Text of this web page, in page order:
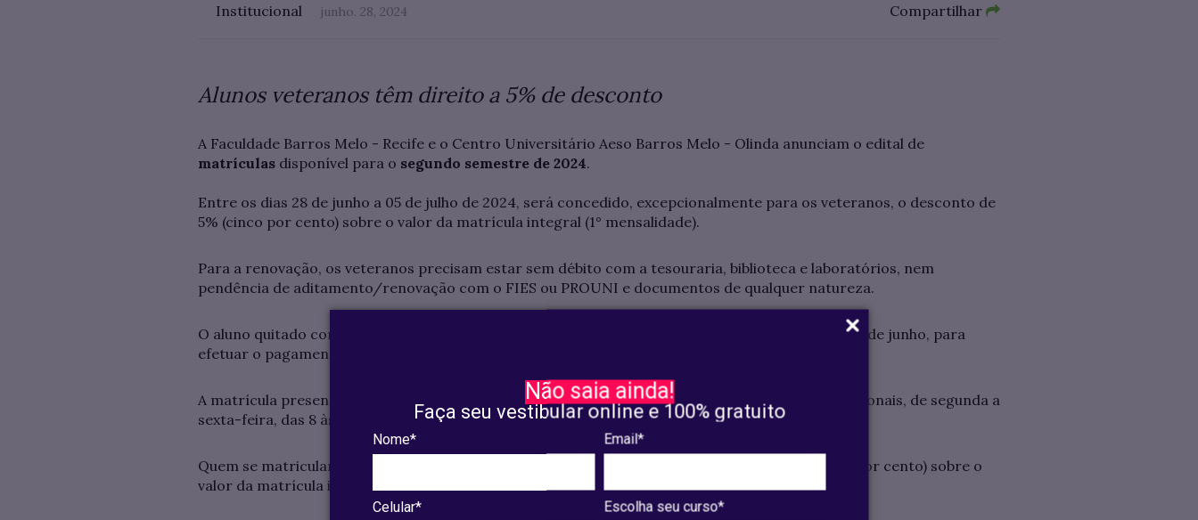
Não saia ainda!
Faça seu vestibular online e 100% gratuito
Nome* Email*
Celular* Escolha seu curso*
Institucional junho. 28, 2024 Compartilhar
Alunos veteranos têm direito a 5% de desconto
A Faculdade Barros Melo - Recife e o Centro Universitário Aeso Barros Melo - Olinda anunciam o edital de
matrículas disponível para o segundo semestre de 2024.
Entre os dias 28 de junho a 05 de julho de 2024, será concedido, excepcionalmente para os veteranos, o desconto de
5% (cinco por cento) sobre o valor da matrícula integral (1° mensalidade).
Para a renovação, os veteranos precisam estar sem débito com a tesouraria, biblioteca e laboratórios, nem
pendência de aditamento/renovação com o FIES ou PROUNI e documentos de qualquer natureza.
O aluno quitado com a Instituição poderá acessar o boleto no
, a partir do dia 28 de junho, para
efetuar o pagamento em qualquer agência bancária ou casa lotérica.
A matrícula presencial será permitida para alunos iniciantes, desperiodizados e em casos excepcionais, de segunda a
sexta-feira, das 8 às 12 e das 13 às 17 horas, na secretaria da instituição.
Quem se matricular no período de 08 a 15 de julho de 2024 deverá pagar uma multa de 2% (dois por cento) sobre o
valor da matrícula integral, perdendo o desconto de pontualidade.